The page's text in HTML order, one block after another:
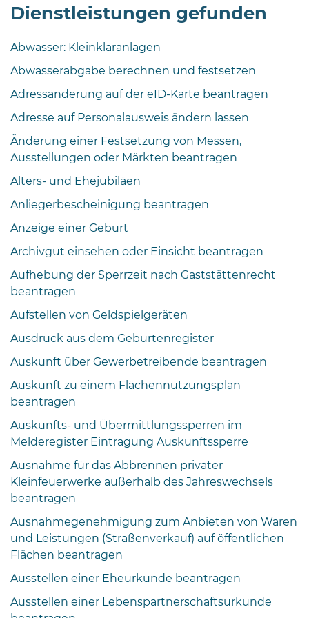
Uhr
und
außerhalb
der
Öffnungszeiten
nach
Dienstleistungen gefunden
Abwasser: Kleinkläranlagen
Abwasserabgabe berechnen und festsetzen
Adressänderung auf der eID-Karte beantragen
Adresse auf Personalausweis ändern lassen
Änderung einer Festsetzung von Messen,
Ausstellungen oder Märkten beantragen
Alters- und Ehejubiläen
Anliegerbescheinigung beantragen
Anzeige einer Geburt
Archivgut einsehen oder Einsicht beantragen
Aufhebung der Sperrzeit nach Gaststättenrecht
beantragen
Aufstellen von Geldspielgeräten
Ausdruck aus dem Geburtenregister
Auskunft über Gewerbetreibende beantragen
Auskunft zu einem Flächennutzungsplan
beantragen
Auskunfts- und Übermittlungssperren im
Melderegister Eintragung Auskunftssperre
Ausnahme für das Abbrennen privater
Kleinfeuerwerke außerhalb des Jahreswechsels
beantragen
Ausnahmegenehmigung zum Anbieten von Waren
und Leistungen (Straßenverkauf) auf öffentlichen
Flächen beantragen
Ausstellen einer Eheurkunde beantragen
Ausstellen einer Lebenspartnerschaftsurkunde